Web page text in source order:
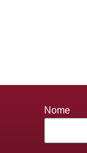
Nome